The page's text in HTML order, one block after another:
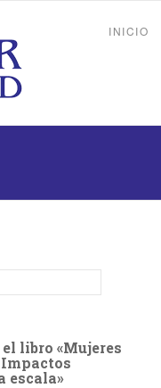
INICIO
el libro «Mujeres
escala»